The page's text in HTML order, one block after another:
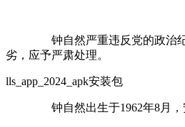
钟自然严重违反党的政治纪律、
劣，应予严肃处理。
lls_app_2024_apk安装包
钟自然出生于1962年8月，安徽